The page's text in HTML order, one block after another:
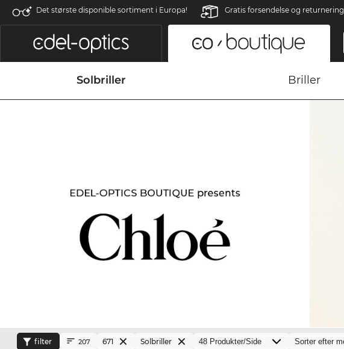
Det største disponible sortiment i Europa! Gratis forsendelse og returnering
Solbriller Briller
filter 207 671 Solbriller